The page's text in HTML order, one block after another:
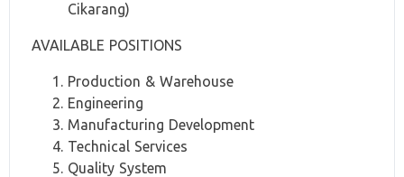
Cikarang)
AVAILABLE POSITIONS
Production & Warehouse
Engineering
Manufacturing Development
Technical Services
Quality System